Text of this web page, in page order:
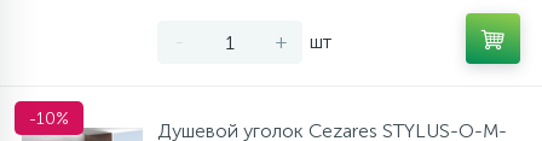
- + шт
-10%
Душевой уголок Cezares STYLUS-O-M-